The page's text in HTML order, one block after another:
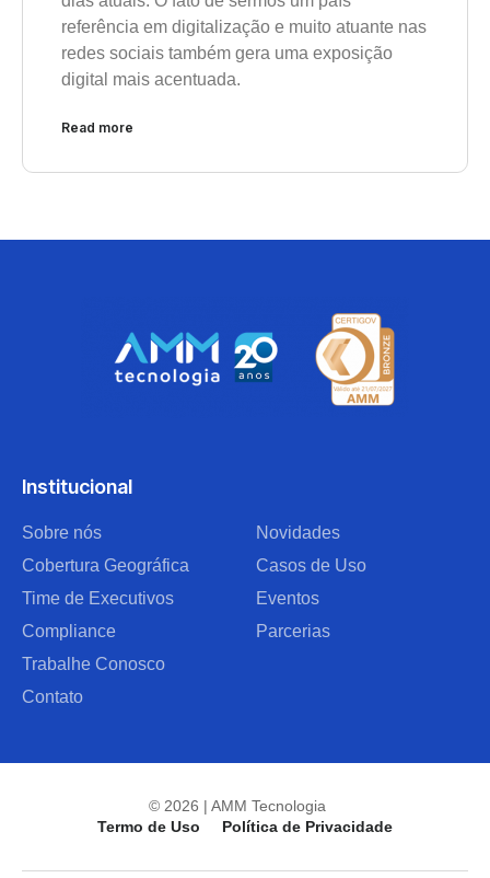
referência em digitalização e muito atuante nas
redes sociais também gera uma exposição
digital mais acentuada.
Read more
Institucional
Sobre nós
Cobertura Geográfica
Time de Executivos
Compliance
Trabalhe Conosco
Contato
Novidades
Casos de Uso
Eventos
Parcerias
© 2026 | AMM Tecnologia
Termo de Uso
Política de Privacidade